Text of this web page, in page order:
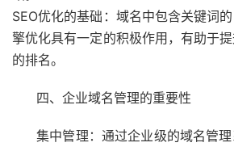
SEO优化的基础：域名中包含关键词
擎优化具有一定的积极作用，有助于
的排名。
四、企业域名管理的重要性
集中管理：通过企业级的域名管